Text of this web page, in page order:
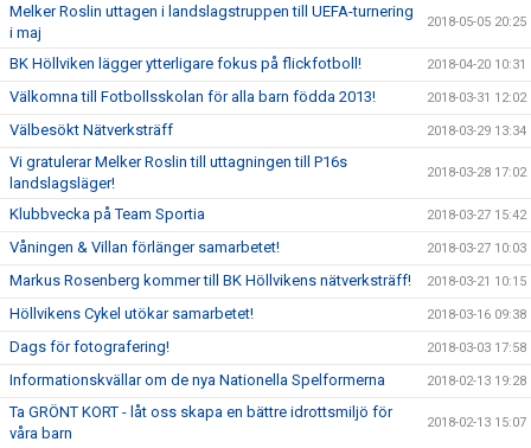
Melker Roslin uttagen i landslagstruppen till UEFA-turnering
i maj
2018-05-05 20:25
BK Höllviken lägger ytterligare fokus på flickfotboll! 2018-04-20 10:31
Välkomna till Fotbollsskolan för alla barn födda 2013! 2018-03-31 12:02
Välbesökt Nätverksträff 2018-03-29 13:34
Vi gratulerar Melker Roslin till uttagningen till P16s
landslagsläger!
2018-03-28 17:02
Klubbvecka på Team Sportia 2018-03-27 15:42
Våningen & Villan förlänger samarbetet! 2018-03-27 10:03
Markus Rosenberg kommer till BK Höllvikens nätverksträff! 2018-03-21 10:15
Höllvikens Cykel utökar samarbetet! 2018-03-16 09:38
Dags för fotografering! 2018-03-03 17:58
Informationskvällar om de nya Nationella Spelformerna 2018-02-13 19:28
Ta GRÖNT KORT - låt oss skapa en bättre idrottsmiljö för
våra barn
2018-02-13 15:07